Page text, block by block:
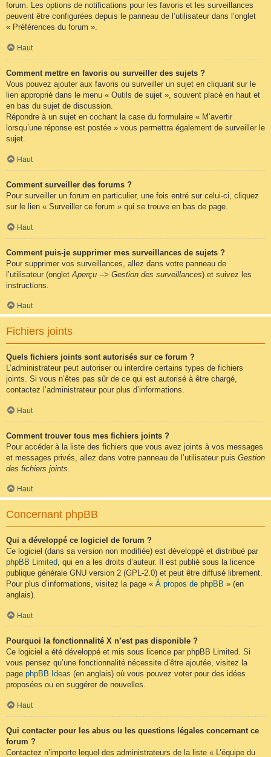
forum. Les options de notifications pour les favoris et les surveillances
peuvent être configurées depuis le panneau de l’utilisateur dans l’onglet
« Préférences du forum ».
Haut
Comment mettre en favoris ou surveiller des sujets ?
Vous pouvez ajouter aux favoris ou surveiller un sujet en cliquant sur le
lien approprié dans le menu « Outils de sujet », souvent placé en haut et
en bas du sujet de discussion.
Répondre à un sujet en cochant la case du formulaire « M’avertir
lorsqu’une réponse est postée » vous permettra également de surveiller le
sujet.
Haut
Comment surveiller des forums ?
Pour surveiller un forum en particulier, une fois entré sur celui-ci, cliquez
sur le lien « Surveiller ce forum » qui se trouve en bas de page.
Haut
Comment puis-je supprimer mes surveillances de sujets ?
Pour supprimer vos surveillances, allez dans votre panneau de
l’utilisateur (onglet Aperçu --> Gestion des surveillances) et suivez les
instructions.
Haut
Fichiers joints
Quels fichiers joints sont autorisés sur ce forum ?
L’administrateur peut autoriser ou interdire certains types de fichiers
joints. Si vous n’êtes pas sûr de ce qui est autorisé à être chargé,
contactez l’administrateur pour plus d’informations.
Haut
Comment trouver tous mes fichiers joints ?
Pour accéder à la liste des fichiers que vous avez joints à vos messages
et messages privés, allez dans votre panneau de l’utilisateur puis Gestion
des fichiers joints
Haut
Concernant phpBB
Qui a développé ce logiciel de forum ?
Ce logiciel (dans sa version non modifiée) est développé et distribué par
phpBB Limited, qui en a les droits d’auteur. Il est publié sous la licence
publique générale GNU version 2 (GPL-2.0) et peut être diffusé librement.
Pour plus d’informations, visitez la page « À propos de phpBB » (en
anglais).
Haut
Pourquoi la fonctionnalité X n’est pas disponible ?
Ce logiciel a été développé et mis sous licence par phpBB Limited. Si
vous pensez qu’une fonctionnalité nécessite d’être ajoutée, visitez la
page phpBB Ideas (en anglais) où vous pouvez voter pour des idées
proposées ou en suggérer de nouvelles.
Haut
Qui contacter pour les abus ou les questions légales concernant ce
forum ?
Contactez n’importe lequel des administrateurs de la liste « L’équipe du